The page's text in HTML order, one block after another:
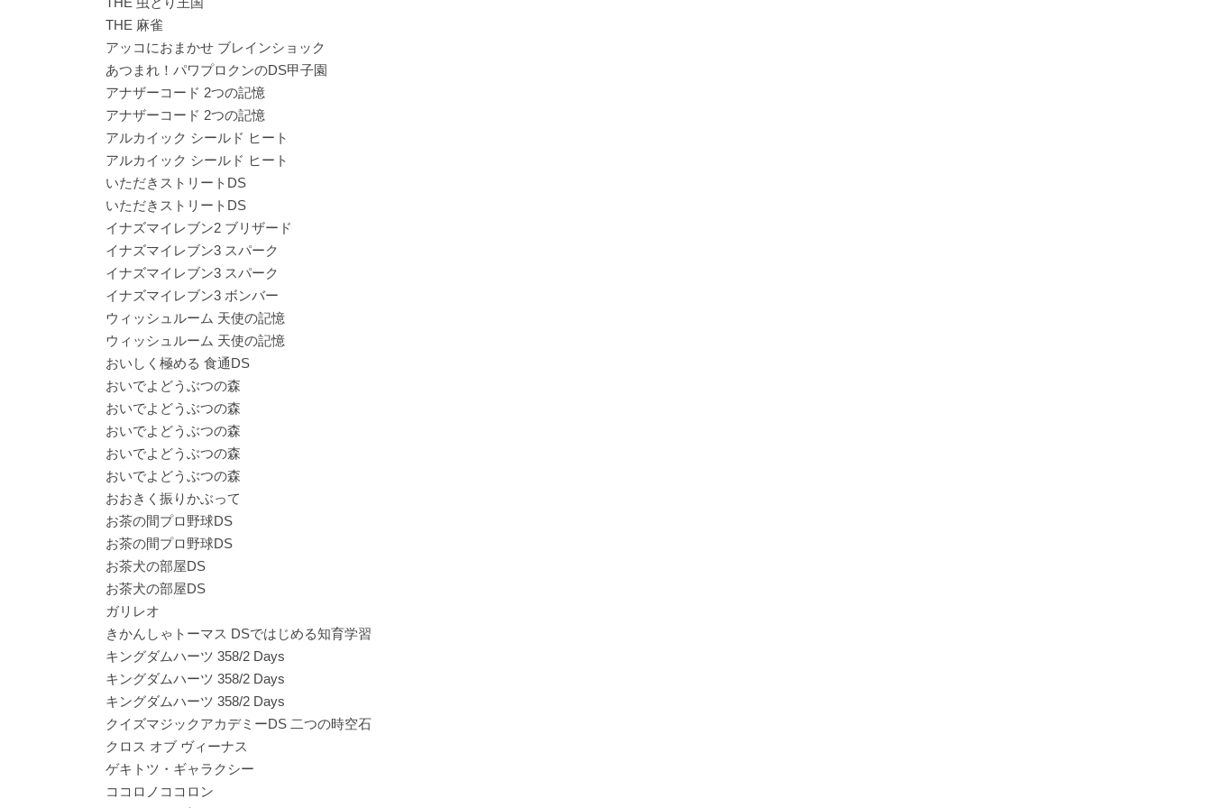
THE 麻雀
アッコにおまかせ ブレインショック
あつまれ！パワプロクンのDS甲子園
アナザーコード 2つの記憶
アナザーコード 2つの記憶
アルカイック シールド ヒート
アルカイック シールド ヒート
いただきストリートDS
いただきストリートDS
イナズマイレブン2 ブリザード
イナズマイレブン3 スパーク
イナズマイレブン3 スパーク
イナズマイレブン3 ボンバー
ウィッシュルーム 天使の記憶
ウィッシュルーム 天使の記憶
おいしく極める 食通DS
おいでよどうぶつの森
おいでよどうぶつの森
おいでよどうぶつの森
おいでよどうぶつの森
おいでよどうぶつの森
おおきく振りかぶって
お茶の間プロ野球DS
お茶の間プロ野球DS
お茶犬の部屋DS
お茶犬の部屋DS
ガリレオ
きかんしゃトーマス DSではじめる知育学習
キングダムハーツ 358/2 Days
キングダムハーツ 358/2 Days
キングダムハーツ 358/2 Days
クイズマジックアカデミーDS 二つの時空石
クロス オブ ヴィーナス
ゲキトツ・ギャラクシー
ココロノココロン